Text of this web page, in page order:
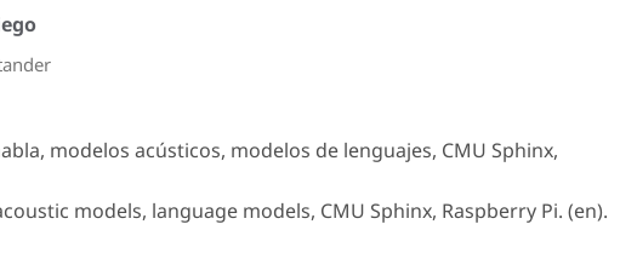
modelos acústicos, modelos de lenguajes, CMU Sphinx,
models, language models, CMU Sphinx, Raspberry Pi. (en).